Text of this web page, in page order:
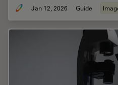
Jan 12, 2026 Guide